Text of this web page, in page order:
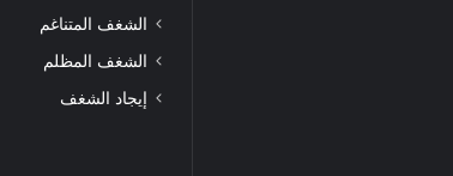
الشغف المتناغم
الشغف المظلم
إيجاد الشغف